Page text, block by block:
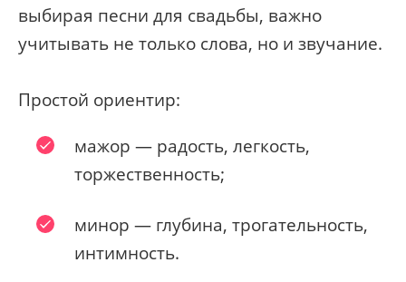
выбирая песни для свадьбы, важно
учитывать не только слова, но и звучание.
Простой ориентир:
мажор — радость, легкость,
торжественность;
минор — глубина, трогательность,
интимность.